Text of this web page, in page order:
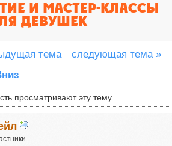
И МАСТЕР-КЛАССЫ
ДЕВУШЕК
тема
следующая тема »
просматривают эту тему.